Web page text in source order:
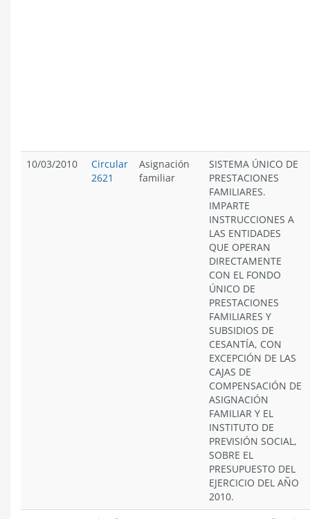
10/03/2010
Circular
2621
Asignación
familiar
SISTEMA ÚNICO DE
PRESTACIONES
FAMILIARES.
IMPARTE
INSTRUCCIONES A
LAS ENTIDADES
QUE OPERAN
DIRECTAMENTE
CON EL FONDO
ÚNICO DE
PRESTACIONES
FAMILIARES Y
SUBSIDIOS DE
CESANTÍA, CON
EXCEPCIÓN DE LAS
CAJAS DE
COMPENSACIÓN DE
ASIGNACIÓN
FAMILIAR Y EL
INSTITUTO DE
PREVISIÓN SOCIAL,
SOBRE EL
PRESUPUESTO DEL
EJERCICIO DEL AÑO
2010.